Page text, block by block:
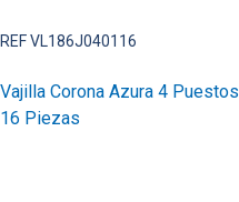
REF VL186J040116
Vajilla Corona Azura 4 Puestos
16 Piezas